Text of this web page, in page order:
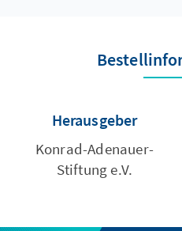
Herausgeber
Konrad-Adenauer-
Stiftung e.V.